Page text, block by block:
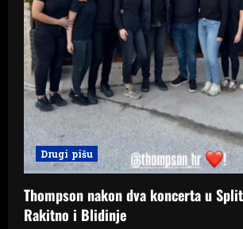
Drugi pišu
Thompson nakon dva koncerta u
Rakitno i Blidinje